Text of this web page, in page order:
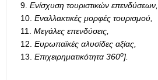
Ενίσχυση τουριστικών επενδύσεων,
Εναλλακτικές μορφές τουρισμού,
Μεγάλες επενδύσεις,
Ευρωπαϊκές αλυσίδες αξίας,
Επιχειρηματικότητα 360ο].